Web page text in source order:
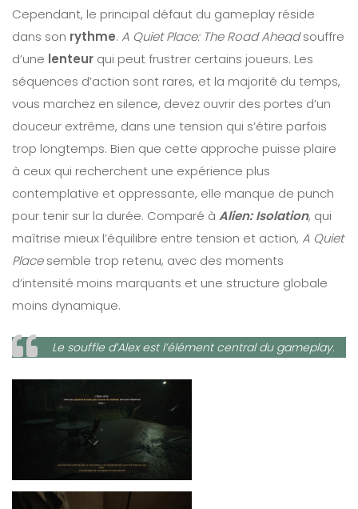
Cependant, le principal défaut du gameplay réside
dans son rythme. A Quiet Place: The Road Aheadsouffre
d’une lenteur qui peut frustrer certains joueurs. Les
séquences d’action sont rares, et la majorité du temps,
vous marchez en silence, devez ouvrir des portes d’un
douceur extrême, dans une tension qui s’étire parfois
trop longtemps. Bien que cette approche puisse plaire
à ceux qui recherchent une expérience plus
contemplative et oppressante, elle manque de punch
pour tenir sur la durée. Comparé à Alien: Isolation, qui
maîtrise mieux l’équilibre entre tension et action, A Quiet
Placesemble trop retenu, avec des moments
d’intensité moins marquants et une structure globale
moins dynamique.
Le souffle d’Alex est l’élément central du gameplay.